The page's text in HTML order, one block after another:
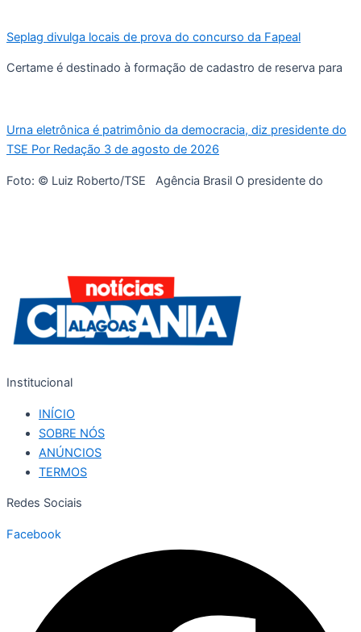
Seplag divulga locais de prova do concurso da Fapeal
Certame é destinado à formação de cadastro de reserva para
Urna eletrônica é patrimônio da democracia, diz presidente do
TSE Por Redação 3 de agosto de 2026
Foto: © Luiz Roberto/TSE Agência Brasil O presidente do
Institucional
INÍCIO
SOBRE NÓS
ANÚNCIOS
TERMOS
Redes Sociais
Facebook